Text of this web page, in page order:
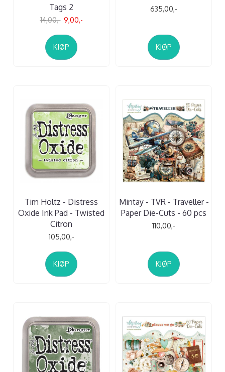
Tags 2
14,00,- 9,00,-
KJØP
635,00,-
KJØP
Tim Holtz - Distress
Oxide Ink Pad - Twisted
Citron
105,00,-
KJØP
Mintay - TVR - Traveller -
Paper Die-Cuts - 60 pcs
110,00,-
KJØP